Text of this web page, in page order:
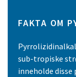
FAKTA OM
sub-tropiske
inneholde